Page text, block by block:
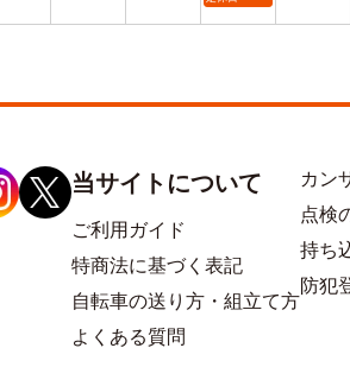
当サイトについて
ご利用ガイド
特商法に基づく表記
自転車の送り方・組立て方
よくある質問
カン
点検
持ち
防犯